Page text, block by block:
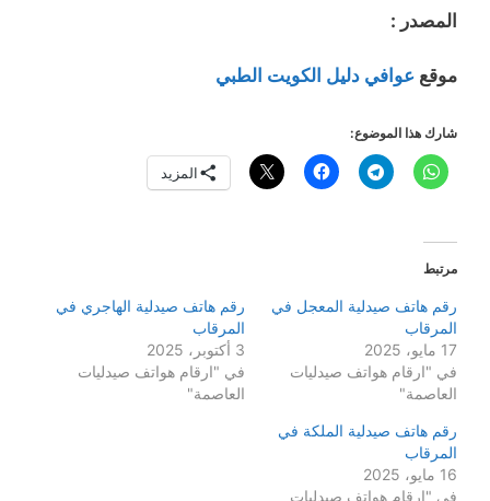
المصدر :
موقع عوافي دليل الكويت الطبي
شارك هذا الموضوع:
المزيد
مرتبط
رقم هاتف صيدلية المعجل في
المرقاب
17 مايو، 2025
في "ارقام هواتف صيدليات
العاصمة"
رقم هاتف صيدلية الهاجري في
المرقاب
3 أكتوبر، 2025
في "ارقام هواتف صيدليات
العاصمة"
رقم هاتف صيدلية الملكة في
المرقاب
16 مايو، 2025
في "ارقام هواتف صيدليات